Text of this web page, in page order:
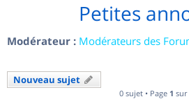
Petites
Modérateur : Modérateurs des
Nouveau sujet
0 sujet • Page 1 sur